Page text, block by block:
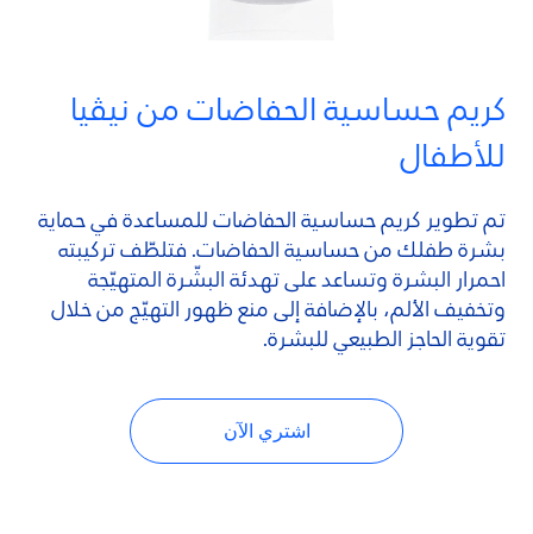
كريم حساسية الحفاضات من نيڤيا
للأطفال
تم تطوير كريم حساسية الحفاضات للمساعدة في حماية
بشرة طفلك من حساسية الحفاضات. فتلطّف تركيبته
احمرار البشرة وتساعد على تهدئة البشّرة المتهيّجة
وتخفيف الألم، بالإضافة إلى منع ظهور التهيّج من خلال
تقوية الحاجز الطبيعي للبشرة.
اشتري الآن